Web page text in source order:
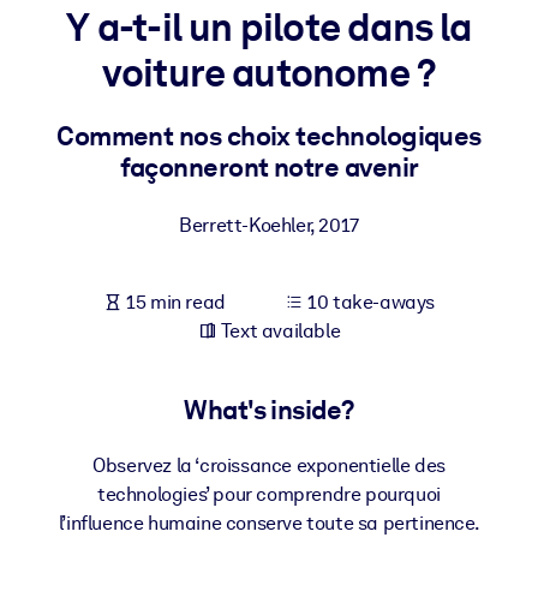
For LMS/LXP
Bring bite-sized, verified knowledge into your LMS/LXP for
learning results.
For Corporate Libraries
Enrich your corporate library with trusted, ready-to-use business
For AI Systems
Fuel your AI systems with reliable, structured knowledge to
Y a-t-il un pilote dans la
voiture autonome ?
Comment nos choix technologiques
façonneront notre avenir
Berrett-Koehler,2017
15 min read
10 take-aways
Text available
What's inside?
Observez la ‘croissance exponentielle des
technologies’ pour comprendre pourquoi
l’influence humaine conserve toute sa pertinence.